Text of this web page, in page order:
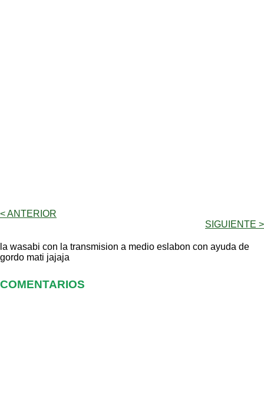
< ANTERIOR
SIGUIENTE >
la wasabi con la transmision a medio eslabon con ayuda de
gordo mati jajaja
COMENTARIOS